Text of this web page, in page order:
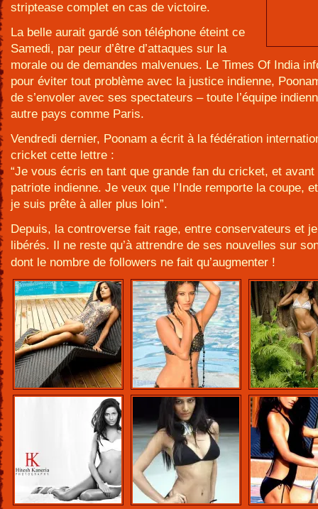
striptease complet en cas de victoire.
La belle aurait gardé son téléphone éteint ce
Samedi, par peur d’être d’attaques sur la
morale ou de demandes malvenues. Le Times Of India
pour éviter tout problème avec la justice indienne,
de s’envoler avec ses spectateurs – toute l’équipe
autre pays comme Paris.
Vendredi dernier, Poonam a écrit à la fédération
cricket cette lettre :
“Je vous écris en tant que grande fan du cricket, et avant
patriote indienne. Je veux que l’Inde remporte la coupe,
je suis prête à aller plus loin”.
Depuis, la controverse fait rage, entre conservateurs et
libérés. Il ne reste qu’à attrendre de ses nouvelles sur
dont le nombre de followers ne fait qu’augmenter !